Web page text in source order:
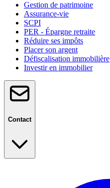
Gestion de patrimoine
Assurance-vie
SCPI
PER - Épargne retraite
Réduire ses impôts
Placer son argent
Défiscalisation immobilière
Investir en immobilier
Contact